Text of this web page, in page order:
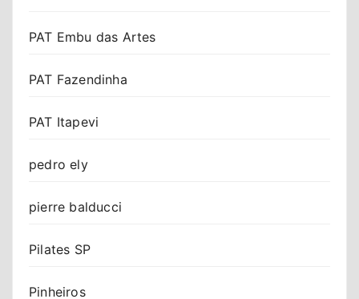
PAT Embu das Artes
PAT Fazendinha
PAT Itapevi
pedro ely
pierre balducci
Pilates SP
Pinheiros